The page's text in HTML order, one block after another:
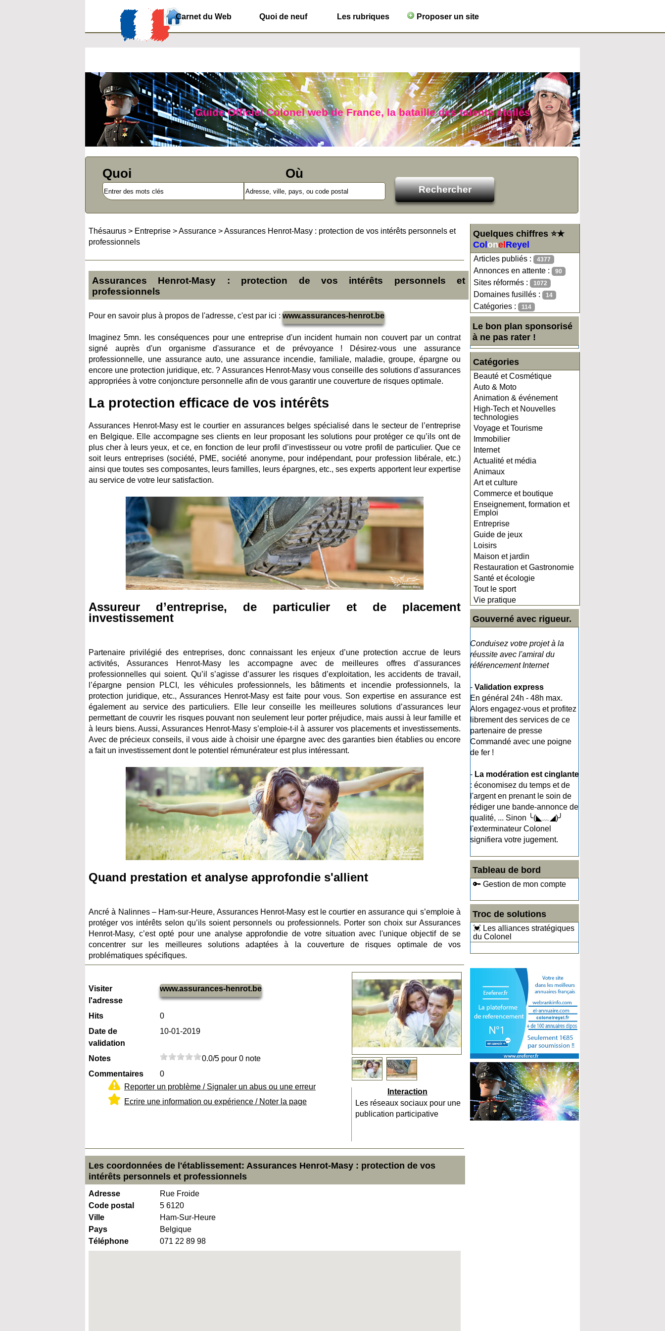
Carnet du Web Quoi de neuf Les rubriques Proposer un site
Guide Officiel Colonel web de France, la bataille des talents étoilés
Quoi Où
Quelques chiffres ⭐★
Col onel Reyel
Articles publiés : 4377
Annonces en attente : 90
Sites réformés : 1072
Domaines fusillés : 14
Catégories : 114
Le bon plan sponsorisé
à ne pas rater !
Catégories
Beauté et Cosmétique
Auto & Moto
Animation & événement
High-Tech et Nouvelles
technologies
Voyage et Tourisme
Immobilier
Internet
Actualité et média
Animaux
Art et culture
Commerce et boutique
Enseignement, formation et
Emploi
Entreprise
Guide de jeux
Loisirs
Maison et jardin
Restauration et Gastronomie
Santé et écologie
Tout le sport
Vie pratique
Gouverné avec rigueur.
Conduisez votre projet à la
réussite avec l'amiral du
référencement Internet
- Validation express
En général 24h - 48h max.
Alors engagez-vous et profitez
librement des services de ce
partenaire de presse
Commandé avec une poigne
de fer !
- La modération est cinglante
: économisez du temps et de
l'argent en prenant le soin de
rédiger une bande-annonce de
qualité, ... Sinon ╰(◣﹏◢)╯
l'exterminateur Colonel
signifiera votre jugement.
Tableau de bord
🔑 Gestion de mon compte
Troc de solutions
💓 Les alliances stratégiques
du Colonel
Thésaurus > Entreprise >Assurance >Assurances Henrot-Masy : protection de vos intérêts personnels et
professionnels
Assurances Henrot-Masy : protection de vos intérêts personnels et
professionnels
Pour en savoir plus à propos de l'adresse, c'est par ici :www.assurances-henrot.be
Imaginez 5mn. les conséquences pour une entreprise d'un incident humain non couvert par un contrat
signé auprès d'un organisme d'assurance et de prévoyance ! Désirez-vous une assurance
professionnelle, une assurance auto, une assurance incendie, familiale, maladie, groupe, épargne ou
encore une protection juridique, etc. ? Assurances Henrot-Masy vous conseille des solutions d’assurances
appropriées à votre conjoncture personnelle afin de vous garantir une couverture de risques optimale.
La protection efficace de vos intérêts
Assurances Henrot-Masy est le courtier en assurances belges spécialisé dans le secteur de l’entreprise
en Belgique. Elle accompagne ses clients en leur proposant les solutions pour protéger ce qu’ils ont de
plus cher à leurs yeux, et ce, en fonction de leur profil d’investisseur ou votre profil de particulier. Que ce
soit leurs entreprises (société, PME, société anonyme, pour indépendant, pour profession libérale, etc.)
ainsi que toutes ses composantes, leurs familles, leurs épargnes, etc., ses experts apportent leur expertise
au service de votre leur satisfaction.
Assureur d’entreprise, de particulier et de placement
investissement
Partenaire privilégié des entreprises, donc connaissant les enjeux d’une protection accrue de leurs
activités, Assurances Henrot-Masy les accompagne avec de meilleures offres d’assurances
professionnelles qui soient. Qu’il s’agisse d’assurer les risques d’exploitation, les accidents de travail,
l’épargne pension PLCI, les véhicules professionnels, les bâtiments et incendie professionnels, la
protection juridique, etc., Assurances Henrot-Masy est faite pour vous. Son expertise en assurance est
également au service des particuliers. Elle leur conseille les meilleures solutions d’assurances leur
permettant de couvrir les risques pouvant non seulement leur porter préjudice, mais aussi à leur famille et
à leurs biens. Aussi, Assurances Henrot-Masy s’emploie-t-il à assurer vos placements et investissements.
Avec de précieux conseils, il vous aide à choisir une épargne avec des garanties bien établies ou encore
a fait un investissement dont le potentiel rémunérateur est plus intéressant.
Quand prestation et analyse approfondie s'allient
Ancré à Nalinnes – Ham-sur-Heure, Assurances Henrot-Masy est le courtier en assurance qui s’emploie à
protéger vos intérêts selon qu’ils soient personnels ou professionnels. Porter son choix sur Assurances
Henrot-Masy, c’est opté pour une analyse approfondie de votre situation avec l'unique objectif de se
concentrer sur les meilleures solutions adaptées à la couverture de risques optimale de vos
problématiques spécifiques.
Visiter
l'adresse
www.assurances-henrot.be
Hits
0
Date de
validation
10-01-2019
Notes
0.0/5 pour 0 note
Commentaires
0
Reporter un problème / Signaler un abus ou une erreur
Ecrire une information ou expérience / Noter la page
Interaction
Les réseaux sociaux pour une
publication participative
Les coordonnées de l'établissement: Assurances Henrot-Masy : protection de vos
intérêts personnels et professionnels
Adresse
Rue Froide
Code postal
5 6120
Ville
Ham-Sur-Heure
Pays
Belgique
Téléphone
071 22 89 98